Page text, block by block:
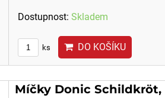
Dostupnost:Skladem
ks DO KOŠÍKU
Míčky Donic Schildkröt,